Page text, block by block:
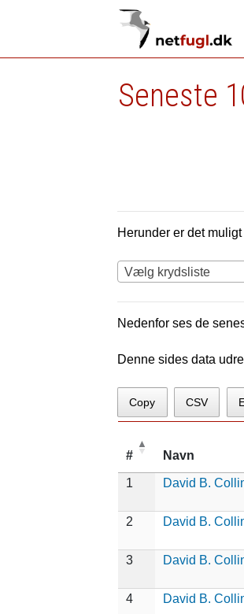
Seneste
Herunder er det
Vælg krydsliste
Nedenfor ses de
Denne sides data
Copy CSV
# Navn
1 David B.
2
David B.
3
David B.
4
David B.